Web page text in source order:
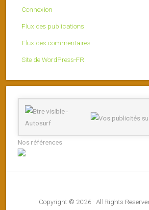
Connexion
Flux des publications
Flux des commentaires
Site de WordPress-FR
Nos références
Copyright © 2026 · All Rights